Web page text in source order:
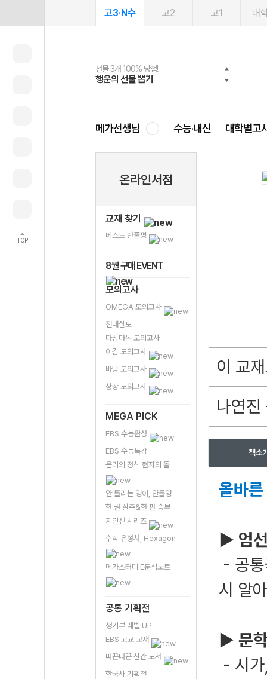
TOP
고3·N수 고2 고1 대
선물 3개 100% 당첨!
행운의 선물 뽑기
선물 100% 증정!
메가스터디 X 올리브
여름방학 스터디 캐시백
메가런 썸머스쿨
2027 러셀 단과
강사 공개선발
스마트러닝앱
설문 EVENT
메가패스
3일 무료 체험권
메가패스 수강생 무료혜택!
메가클럽 멤버십
사회공헌 캠페인
희망이룸 메가나눔
메가선생님 수능·내신 대학별고
온라인서점
교재 찾기
베스트 한줄평
8월 구매 EVENT
모의고사
OMEGA 모의고사
전대실모
다상다독 모의고사
이감 모의고사
바탕 모의고사
상상 모의고사
MEGA PICK
EBS 수능완성
EBS 수능특강
윤리의 정석 현자의 돌
안 틀리는 영어, 안틀영
한 권 질주&한 판 승부
지인선 시리즈
수학 유형서, Hexagon
메가스터디 E분석노트
공통 기획전
생기부 레벨 UP
EBS 고교 교재
따끈따끈 신간 도서
한국사 기획전
이 교
나연
책소
올바
▶ 엄
- 공통
시 알
▶ 문
- 시